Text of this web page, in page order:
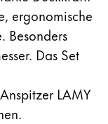
Sprachen,
Sprachen,
ergonomische
Besonders
Das Set
LAMY